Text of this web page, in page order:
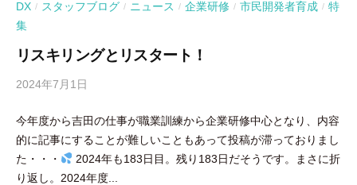
DX / スタッフブログ / ニュース / 企業研修 / 市民開発者育成 / 特
集
リスキリングとリスタート！
2024年7月1日
吉
田
豪
今年度から吉田の仕事が職業訓練から企業研修中心となり、内容
的に記事にすることが難しいこともあって投稿が滞っておりまし
た・・・
2024年も183日目。残り183日だそうです。まさに折
り返し。2024年度...